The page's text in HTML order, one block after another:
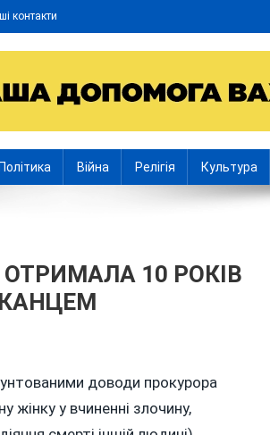
контакти
Політика Війна Релігія Культура
10 РОКІВ
доводи прокурора
жінку у вчиненні злочину,